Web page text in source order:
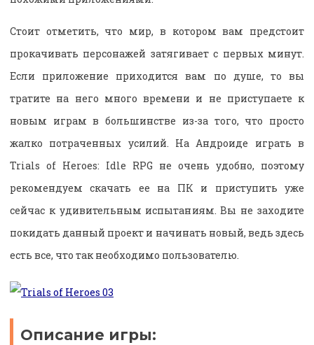
Стоит отметить, что мир, в котором вам предстоит
прокачивать персонажей затягивает с первых минут.
Если приложение приходится вам по душе, то вы
тратите на него много времени и не приступаете к
новым играм в большинстве из-за того, что просто
жалко потраченных усилий. На Андроиде играть в
Trials of Heroes: Idle RPG не очень удобно, поэтому
рекомендуем скачать ее на ПК и приступить уже
сейчас к удивительным испытаниям. Вы не заходите
покидать данный проект и начинать новый, ведь здесь
есть все, что так необходимо пользователю.
Описание игры: